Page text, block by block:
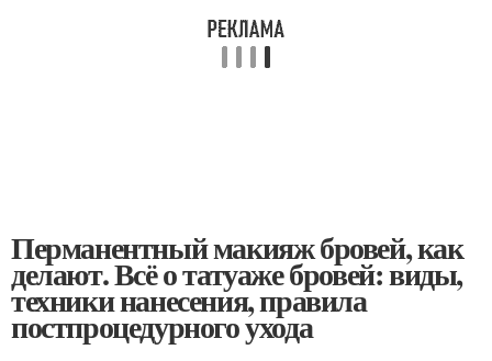
Перманентный макияж бровей, как
делают. Всё о татуаже бровей: виды,
техники нанесения, правила
постпроцедурного ухода